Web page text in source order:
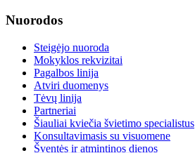
Nuorodos
Steigėjo nuoroda
Mokyklos rekvizitai
Pagalbos linija
Atviri duomenys
Tėvų linija
Partneriai
Šiauliai kviečia švietimo specialistus
Konsultavimasis su visuomene
Šventės ir atmintinos dienos